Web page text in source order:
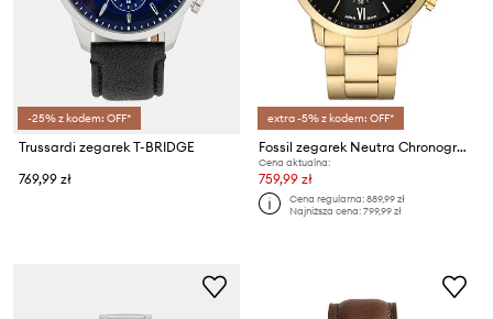
-25% z kodem: OFF*
Trussardi zegarek T-BRIDGE
769,99 zł
extra -5% z kodem: OFF*
Fossil zegarek Neutra Chronograph
Cena aktualna:
759,99 zł
Cena regularna:889,99 zł
Najniższa cena:799,99 zł